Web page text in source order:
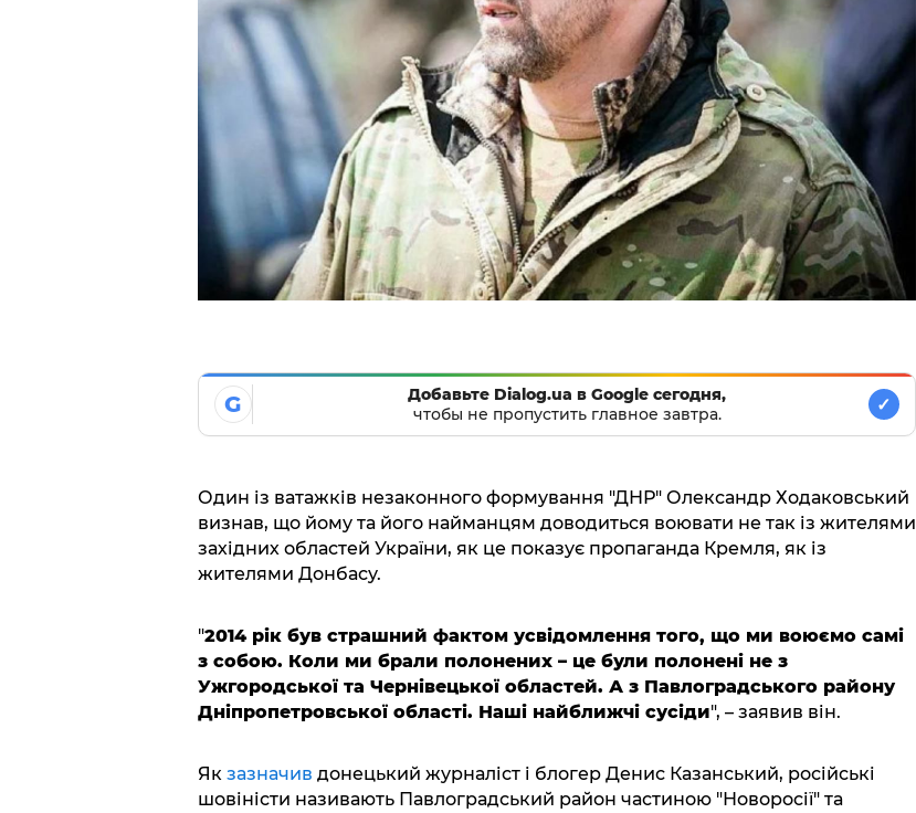
G
Добавьте Dialog.ua в Google сегодня,
чтобы не пропустить главное завтра.
✓
Один із ватажків незаконного формування "ДНР" Олександр Ходаковський
визнав, що йому та його найманцям доводиться воювати не так із жителями
західних областей України, як це показує пропаганда Кремля, як із
жителями Донбасу.
"2014 рік був страшний фактом усвідомлення того, що ми воюємо самі
з собою. Коли ми брали полонених – це були полонені не з
Ужгородської та Чернівецької областей. А з Павлоградського району
Дніпропетровської області. Наші найближчі сусіди", – заявив він.
Як зазначив донецький журналіст і блогер Денис Казанський, російські
шовіністи називають Павлоградський район частиною "Новоросії" та